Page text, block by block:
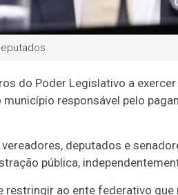
do Poder Legislativo a
responsável pelo
deputados e
pública,
restringir ao ente federativo